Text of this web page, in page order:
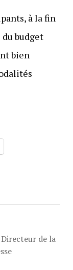
à la fin
budget
bien
de la